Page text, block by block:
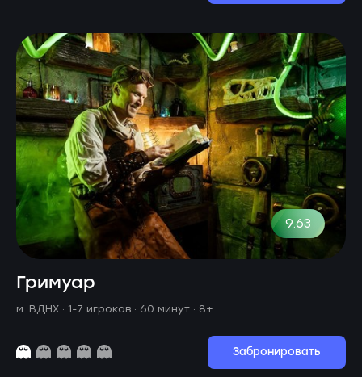
9.63
Гримуар
м. ВДНХ · 1-7 игроков · 60 минут · 8+
Забронировать